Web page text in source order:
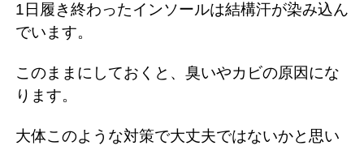
1日履き終わったインソールは結構汗が染み込ん
でいます。
このままにしておくと、臭いやカビの原因にな
ります。
大体このような対策で大丈夫ではないかと思い